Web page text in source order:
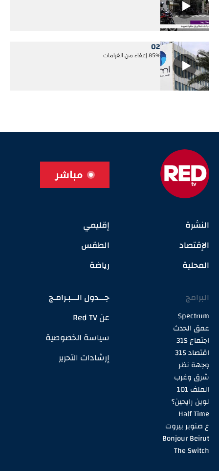
02
85% إعفاء من الغرامات
مباشر
النشرة
الإقتصاد
المحلية
إقليمي
الطقس
رياضة
البرامج
Spectrum
عمق الحدث
اجتماع 315
اقتصاد 315
وجهة نظر
شرق وغرب
الملف 101
لوين رايحين؟
Half Time
ع صنوبر بيروت
Bonjour Beirut
The Switch
جـــدول الـــبـرامـج
عن Red TV
سياسة الخصوصية
إرشادات التحرير